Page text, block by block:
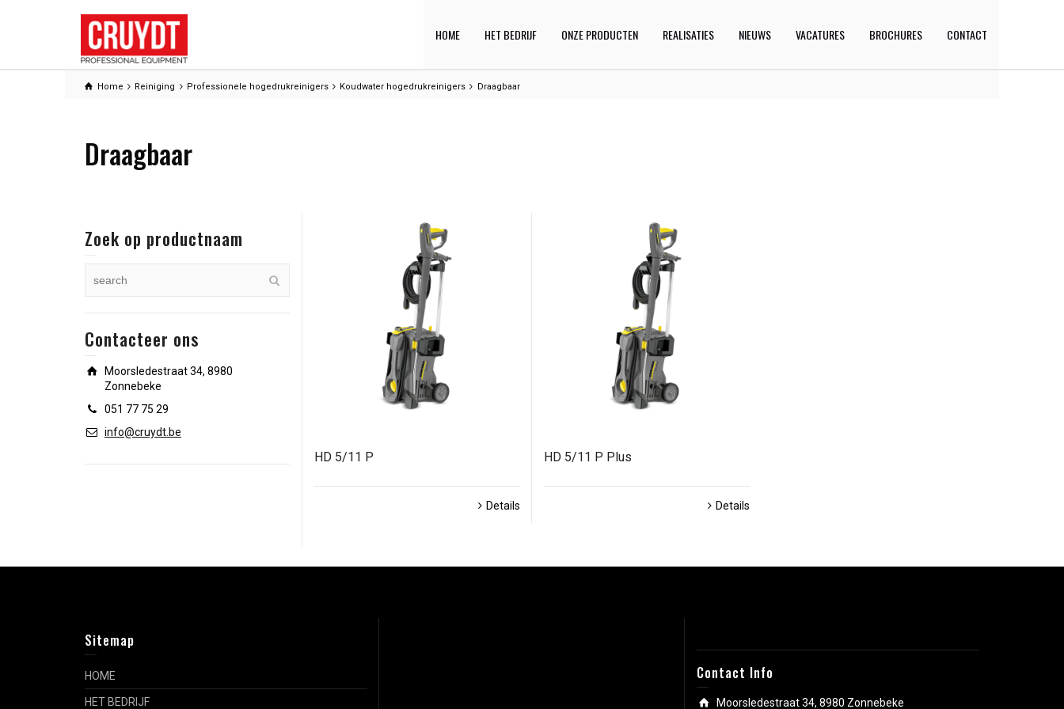
HOME HET BEDRIJF ONZE PRODUCTEN REALISATIES NIEUWS VACATURES BROCHURES CONTACT
Home Reiniging Professionele hogedrukreinigers Koudwater hogedrukreinigers Draagbaar
Draagbaar
HD 5/11 P
Details
HD 5/11 P Plus
Details
Zoek op productnaam
Contacteer ons
Moorsledestraat 34, 8980
Zonnebeke
051 77 75 29
info@cruydt.be
Sitemap
HOME
HET BEDRIJF
Contact Info
Moorsledestraat 34, 8980 Zonnebeke